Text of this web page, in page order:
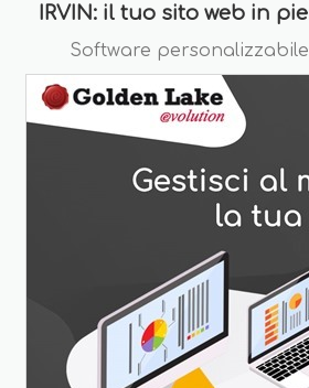
IRVIN: il tuo sito web in
Software